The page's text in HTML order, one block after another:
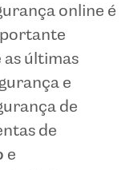
online é
últimas
e
de
de
e